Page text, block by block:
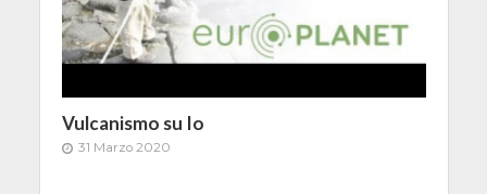
Vulcanismo su Io
31 Marzo 2020